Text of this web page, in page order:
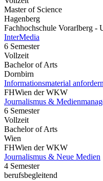
Master of Science
Hagenberg
Fachhochschule Vorarlberg -
InterMedia
6 Semester
Vollzeit
Bachelor of Arts
Dornbirn
Informationsmaterial anfordern
FHWien der WKW
Journalismus &
6 Semester
Vollzeit
Bachelor of Arts
Wien
FHWien der WKW
Journalismus & Neue Medien
4 Semester
berufsbegleitend